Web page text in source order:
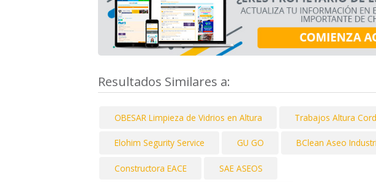
Resultados Similares a:
OBESAR Limpieza de Vidrios en Altura Trabajos Altura
Elohim Segurity Service GU GO BClean Aseo
Constructora EACE SAE ASEOS